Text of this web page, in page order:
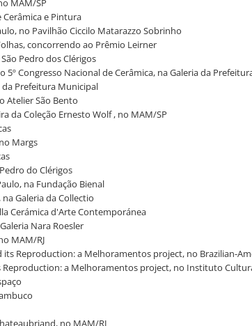
MAM/SP
Cerâmica e Pintura
no Pavilhão Ciccilo Matarazzo Sobrinho
concorrendo ao Prêmio Leirner
Pedro dos Clérigos
5º Congresso Nacional de Cerâmica, na Galeria da
da Prefeitura Municipal
Atelier São Bento
da Coleção Ernesto Wolf , no MAM/SP
Margs
do Clérigos
na Fundação Bienal
Galeria da Collectio
Cerámica d'Arte Contemporánea
Nara Roesler
MAM/RJ
its Reproduction: a Melhoramentos project, no Brazilian-
Reproduction: a Melhoramentos project, no Instituto
no MAM/RJ